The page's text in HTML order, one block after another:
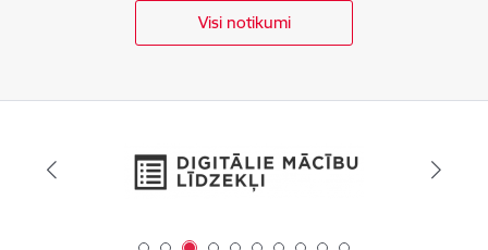
Visi notikumi